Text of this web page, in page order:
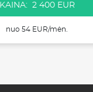
KAINA: 2 400 EUR
nuo 54 EUR/mėn.